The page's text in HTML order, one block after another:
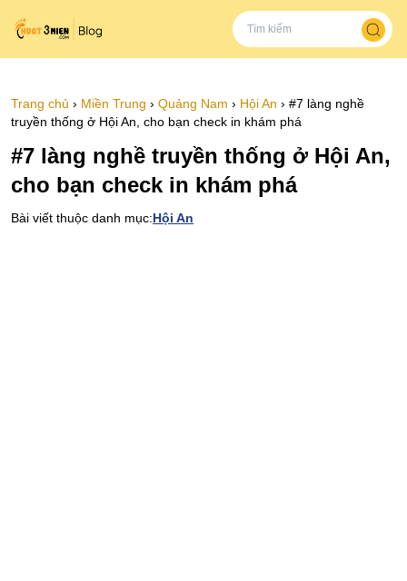
Trang chủ › Miền Trung › Quảng Nam › Hội An › #7 làng nghề
truyền thống ở Hội An, cho bạn check in khám phá
#7 làng nghề truyền thống ở Hội An,
cho bạn check in khám phá
Bài viết thuộc danh mục:Hội An